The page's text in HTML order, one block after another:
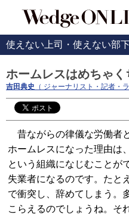
使えない上司・使えない部
ホームレスはめちゃ
吉田典史 （ ジャーナリスト・記者・
昔ながらの律儀な労働者
ホームレスになった理由は
という組織になじむことが
失業者になるのです。たと
で衝突し、辞めてしまう。
こらえるのでしょうね。そ